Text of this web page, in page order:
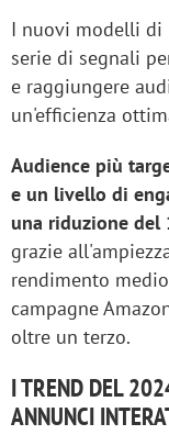
I nuovi modelli di
serie di segnali
e raggiungere
un'efficienza
Audience più
e un livello di
una riduzione del
grazie
rendimento
campagne
oltre un terzo.
I TREND DEL
ANNUNCI